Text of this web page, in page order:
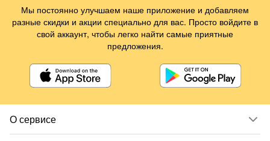
О сервисе
Мы постоянно улучшаем наше приложение и добавляем
разные скидки и акции специально для вас. Просто войдите в
свой аккаунт, чтобы легко найти самые приятные
предложения.